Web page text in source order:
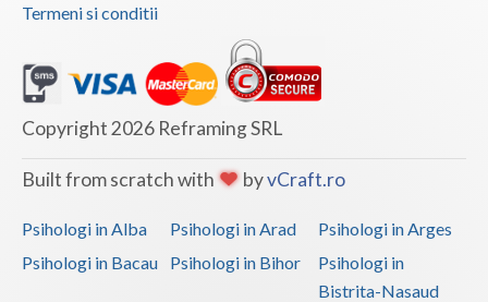
Termeni si conditii
Copyright 2026 Reframing SRL
Built from scratch with byvCraft.ro
Psihologi in Alba Psihologi in Arad
Psihologi in Arges
Psihologi in Bacau
Psihologi in Bihor
Psihologi in
Bistrita-Nasaud